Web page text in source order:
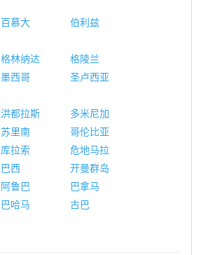
百慕大
伯利兹
格林纳达
格陵兰
墨西哥
圣卢西亚
洪都拉斯
多米尼加
苏里南
哥伦比亚
库拉索
危地马拉
巴西
开曼群岛
阿鲁巴
巴拿马
巴哈马 古巴